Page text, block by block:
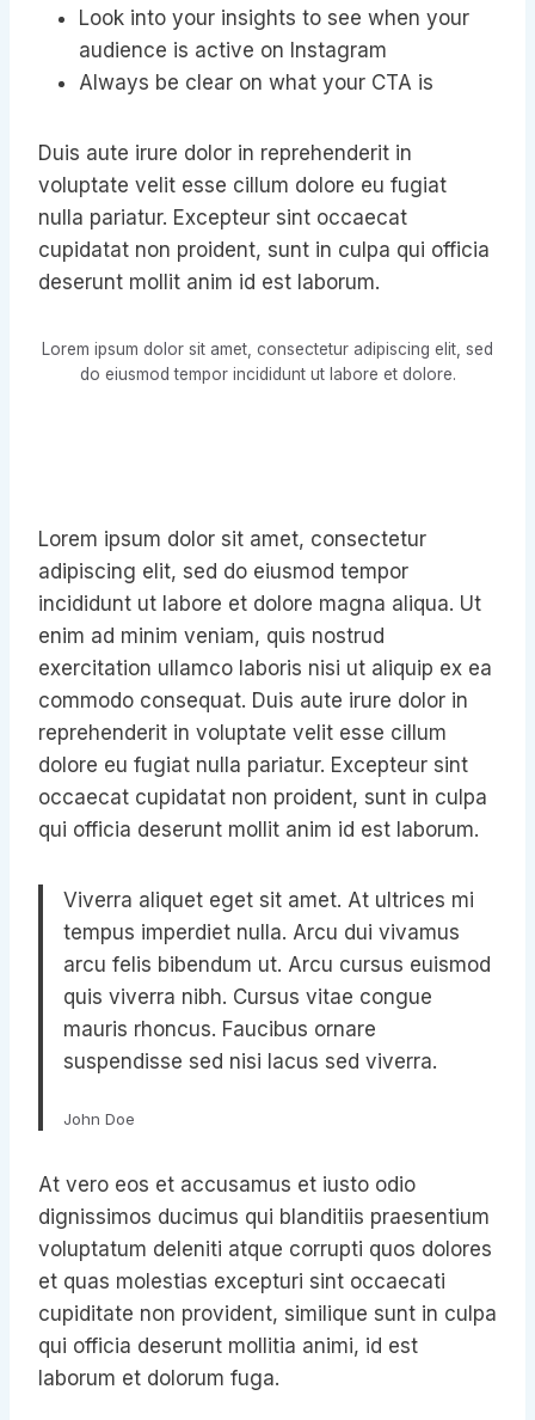
Look into your insights to see when your
audience is active on Instagram
Always be clear on what your CTA is
Duis aute irure dolor in reprehenderit in
voluptate velit esse cillum dolore eu fugiat
nulla pariatur. Excepteur sint occaecat
cupidatat non proident, sunt in culpa qui officia
deserunt mollit anim id est laborum.
Lorem ipsum dolor sit amet, consectetur adipiscing elit, sed
do eiusmod tempor incididunt ut labore et dolore.
Lorem ipsum dolor sit amet, consectetur
adipiscing elit, sed do eiusmod tempor
incididunt ut labore et dolore magna aliqua. Ut
enim ad minim veniam, quis nostrud
exercitation ullamco laboris nisi ut aliquip ex ea
commodo consequat. Duis aute irure dolor in
reprehenderit in voluptate velit esse cillum
dolore eu fugiat nulla pariatur. Excepteur sint
occaecat cupidatat non proident, sunt in culpa
qui officia deserunt mollit anim id est laborum.
Viverra aliquet eget sit amet. At ultrices mi
tempus imperdiet nulla. Arcu dui vivamus
arcu felis bibendum ut. Arcu cursus euismod
quis viverra nibh. Cursus vitae congue
mauris rhoncus. Faucibus ornare
suspendisse sed nisi lacus sed viverra.
John Doe
At vero eos et accusamus et iusto odio
dignissimos ducimus qui blanditiis praesentium
voluptatum deleniti atque corrupti quos dolores
et quas molestias excepturi sint occaecati
cupiditate non provident, similique sunt in culpa
qui officia deserunt mollitia animi, id est
laborum et dolorum fuga.